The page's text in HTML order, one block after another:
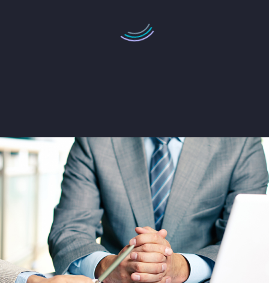
INSURANCE EXPERT
Promise of Support: We pledge to always
be there for our community, offering
personalized service and expert guidance
whenever you need us most.